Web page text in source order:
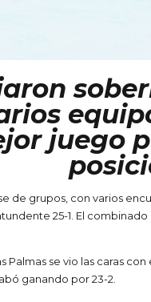
juego
de grupos, con varios
25-1. El
se vio las caras
ganando por 23-2.